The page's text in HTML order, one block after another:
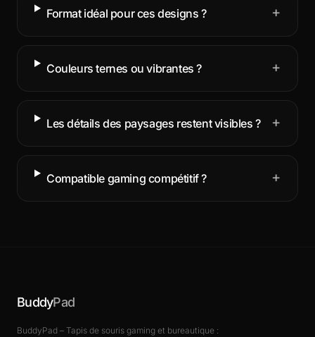
Format idéal pour ces designs ? +
Couleurs ternes ou vibrantes ? +
Les détails des paysages restent visibles ? +
Compatible gaming compétitif ? +
BuddyPad
BuddyPad – Tapis de souris gaming et bureautique :